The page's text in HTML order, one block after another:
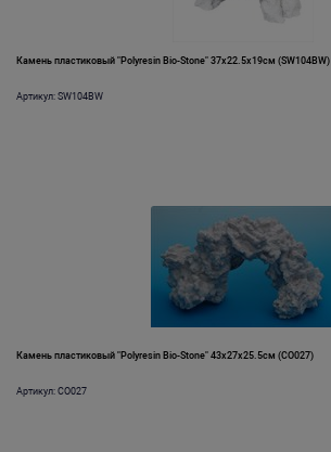
Камень пластиковый "Polyresin Bio-Stone" 37х22.5х19см (SW104BW)
Артикул: SW104BW
Камень пластиковый "Polyresin Bio-Stone" 43х27х25.5см (CO027)
Артикул: CO027